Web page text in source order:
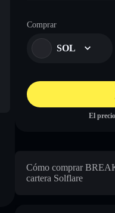
Comprar
SOL
El
Cómo comprar
cartera Solflare